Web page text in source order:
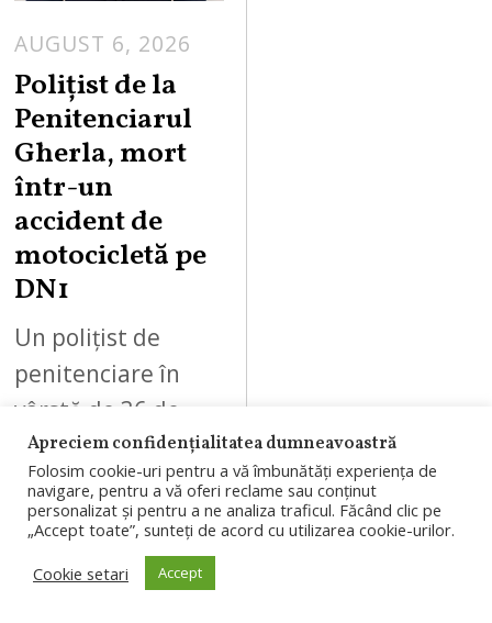
AUGUST 6, 2026
Polițist de la
Penitenciarul
Gherla, mort
într-un
accident de
motocicletă pe
DN1
Un polițist de
penitenciare în
vârstă de 36 de
ani, angajat al
Penitenciarului
Gherla, a murit
într-un accident de
motocicletă
Apreciem confidențialitatea dumneavoastră
Folosim cookie-uri pentru a vă îmbunătăți experiența de
navigare, pentru a vă oferi reclame sau conținut
personalizat și pentru a ne analiza traficul. Făcând clic pe
„Accept toate”, sunteți de acord cu utilizarea cookie-urilor.
Cookie setari
Accept